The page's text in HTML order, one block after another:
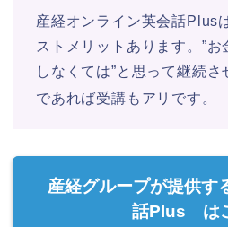
産経オンライン英会話Plus
ストメリットあります。”
しなくては”と思って継続
であれば受講もアリです。
産経グループが提供す
話Plus は